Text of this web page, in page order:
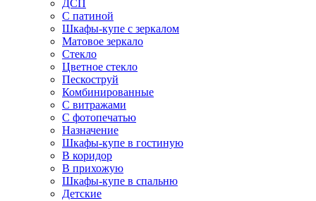
ДСП
С патиной
Шкафы-купе с зеркалом
Матовое зеркало
Стекло
Цветное стекло
Пескоструй
Комбинированные
С витражами
С фотопечатью
Назначение
Шкафы-купе в гостиную
В коридор
В прихожую
Шкафы-купе в спальню
Детские